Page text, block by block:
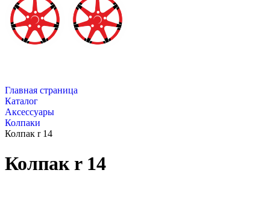
Главная страница
Каталог
Аксессуары
Колпаки
Колпак r 14
Колпак r 14